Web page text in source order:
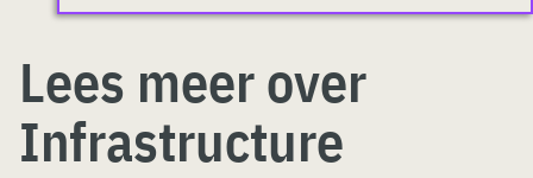
Lees meer over
Infrastructure